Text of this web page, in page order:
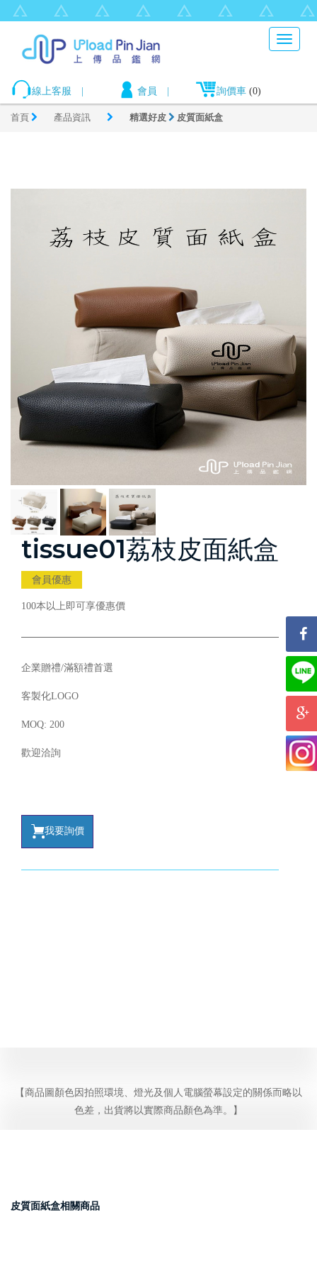
Toggle
線上客服 會員 詢價車 (0)
首頁 產品資訊 精選好皮 皮質面紙盒
tissue01荔枝皮面紙盒
會員優惠
100本以上即可享優惠價
企業贈禮/滿額禮首選
客製化LOGO
MOQ: 200
歡迎洽詢
我要詢價
【商品圖顏色因拍照環境、燈光及個人電腦螢幕設定的關係而略以
色差，出貨將以實際商品顏色為準。】
皮質面紙盒相關商品